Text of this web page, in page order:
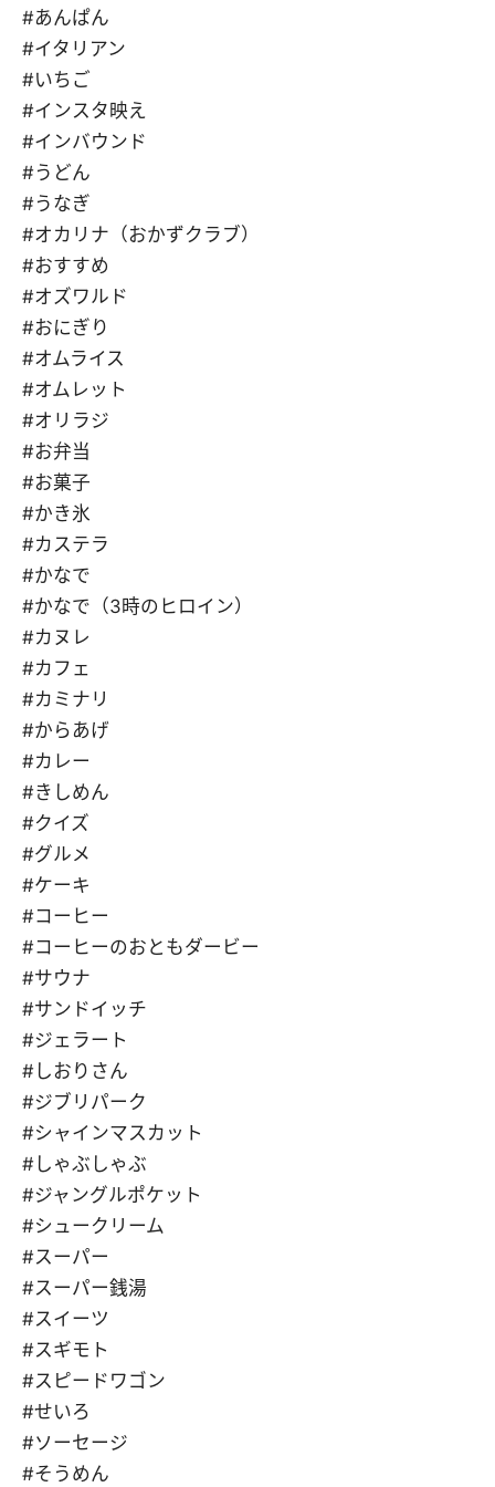
#あんぱん
#イタリアン
#いちご
#インスタ映え
#インバウンド
#うどん
#うなぎ
#オカリナ（おかずクラブ）
#おすすめ
#オズワルド
#おにぎり
#オムライス
#オムレット
#オリラジ
#お弁当
#お菓子
#かき氷
#カステラ
#かなで
#かなで（3時のヒロイン）
#カヌレ
#カフェ
#カミナリ
#からあげ
#カレー
#きしめん
#クイズ
#グルメ
#ケーキ
#コーヒー
#コーヒーのおともダービー
#サウナ
#サンドイッチ
#ジェラート
#しおりさん
#ジブリパーク
#シャインマスカット
#しゃぶしゃぶ
#ジャングルポケット
#シュークリーム
#スーパー
#スーパー銭湯
#スイーツ
#スギモト
#スピードワゴン
#せいろ
#ソーセージ
#そうめん